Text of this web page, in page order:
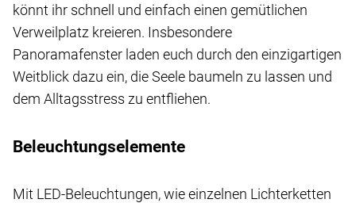
könnt ihr schnell und einfach einen gemütlichen
Verweilplatz kreieren. Insbesondere
Panoramafenster laden euch durch den einzigartigen
Weitblick dazu ein, die Seele baumeln zu lassen und
dem Alltagsstress zu entfliehen.
Beleuchtungselemente
Mit LED-Beleuchtungen, wie einzelnen Lichterketten